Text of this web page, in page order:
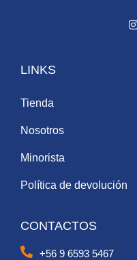
LINKS
Tienda
Nosotros
Minorista
Política de devolución
CONTACTOS
+56 9 6593 5467